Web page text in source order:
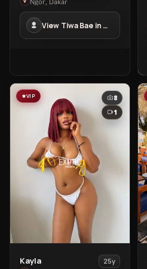
Bae
in
Ngor
View Tiwa Bae in Ngor
VIP
8
1
View
Kayla
25y